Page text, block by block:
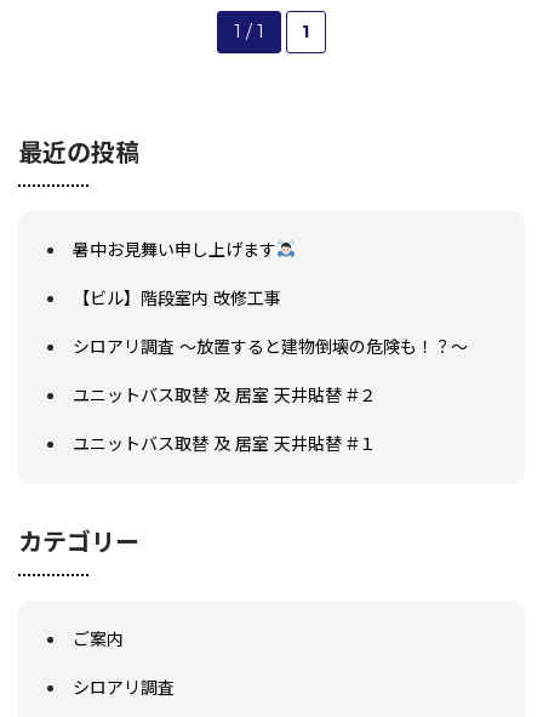
選ばれる理由
施工事例
1 / 1 1
最近の投稿
暑中お見舞い申し上げます
【ビル】階段室内 改修工事
シロアリ調査 ～放置すると建物倒壊の危険も！？～
ユニットバス取替 及 居室 天井貼替 #２
ユニットバス取替 及 居室 天井貼替 #１
カテゴリー
ご案内
シロアリ調査